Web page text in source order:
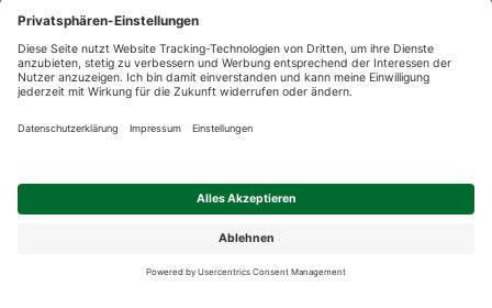
Datenschutz
Streitschlichtung
Impressum